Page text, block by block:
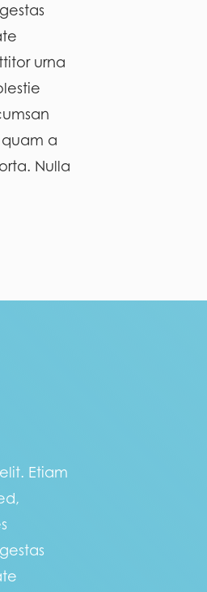
urna
a
Nulla
Etiam